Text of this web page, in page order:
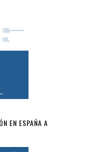
EN ESPAÑA A